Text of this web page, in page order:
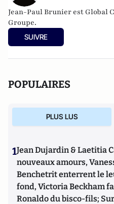
Jean-Paul Brunier est Global
Groupe.
SUIVRE
POPULAIRES
PLUS LUS
1Jean Dujardin & Laetitia
nouveaux amours,
Benchetrit enterrent le
fond, Victoria Beckham
Ronaldo du bisco-fils;